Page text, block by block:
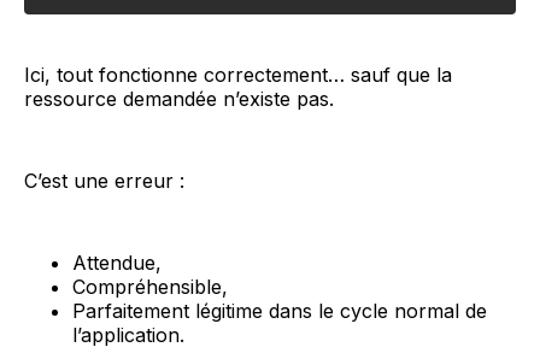
Ici, tout fonctionne correctement… sauf que la
ressource demandée n’existe pas.
C’est une erreur :
Attendue,
Compréhensible,
Parfaitement légitime dans le cycle normal de
l’application.